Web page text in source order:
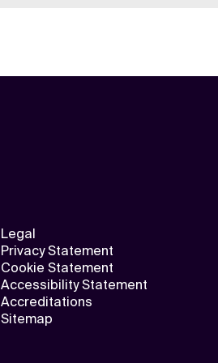
Legal
Privacy Statement
Cookie Statement
Accessibility Statement
Accreditations
Sitemap